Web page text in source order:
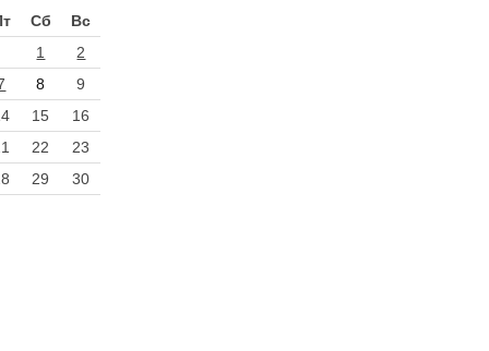
Сб
Вс
1
2
8
9
15
16
22
23
29 30